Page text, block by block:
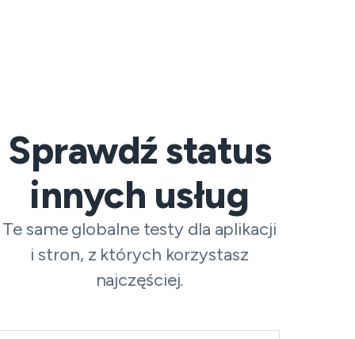
Sprawdź status
innych usług
Te same globalne testy dla aplikacji
i stron, z których korzystasz
najczęściej.